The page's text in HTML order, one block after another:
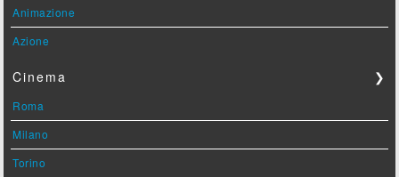
Animazione
Azione
Cinema ❯
Roma
Milano
Torino